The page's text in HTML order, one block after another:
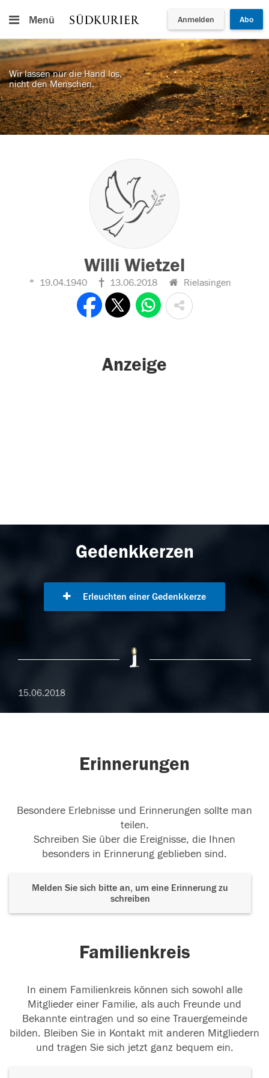
Menü Anmelden Abo
Wir lassen nur die Hand los,
nicht den Menschen.
Willi Wietzel
19.04.1940 13.06.2018 Rielasingen
Anzeige
Gedenkkerzen
Erleuchten einer Gedenkkerze
15.06.2018
Erinnerungen
Besondere Erlebnisse und Erinnerungen sollte man
teilen.
Schreiben Sie über die Ereignisse, die Ihnen
besonders in Erinnerung geblieben sind.
Melden Sie sich bitte an, um eine Erinnerung zu
schreiben
Familienkreis
In einem Familienkreis können sich sowohl alle
Mitglieder einer Familie, als auch Freunde und
Bekannte eintragen und so eine Trauergemeinde
bilden. Bleiben Sie in Kontakt mit anderen Mitgliedern
und tragen Sie sich jetzt ganz bequem ein.